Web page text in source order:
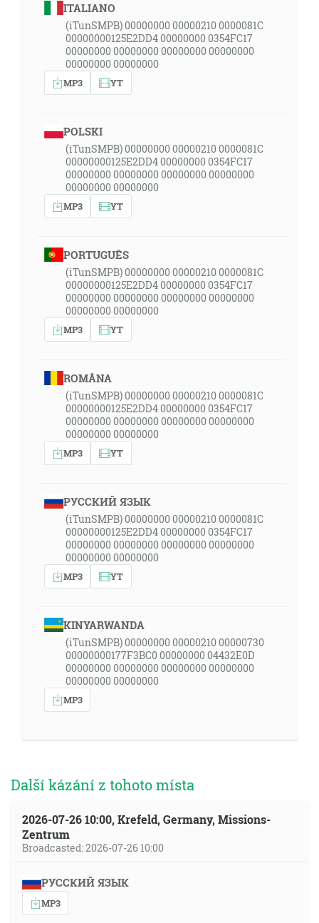
ITALIANO
(iTunSMPB) 00000000 00000210 0000081C
00000000125E2DD4 00000000 0354FC17
00000000 00000000 00000000 00000000
00000000 00000000
MP3 YT
POLSKI
(iTunSMPB) 00000000 00000210 0000081C
00000000125E2DD4 00000000 0354FC17
00000000 00000000 00000000 00000000
00000000 00000000
MP3 YT
PORTUGUÊS
(iTunSMPB) 00000000 00000210 0000081C
00000000125E2DD4 00000000 0354FC17
00000000 00000000 00000000 00000000
00000000 00000000
MP3 YT
ROMÂNA
(iTunSMPB) 00000000 00000210 0000081C
00000000125E2DD4 00000000 0354FC17
00000000 00000000 00000000 00000000
00000000 00000000
MP3 YT
РУССКИЙ ЯЗЫК
(iTunSMPB) 00000000 00000210 0000081C
00000000125E2DD4 00000000 0354FC17
00000000 00000000 00000000 00000000
00000000 00000000
MP3 YT
KINYARWANDA
(iTunSMPB) 00000000 00000210 00000730
00000000177F3BC0 00000000 04432E0D
00000000 00000000 00000000 00000000
00000000 00000000
MP3
Další kázání z tohoto místa
2026-07-26 10:00, Krefeld, Germany, Missions-
Zentrum
Broadcasted: 2026-07-26 10:00
РУССКИЙ ЯЗЫК
MP3